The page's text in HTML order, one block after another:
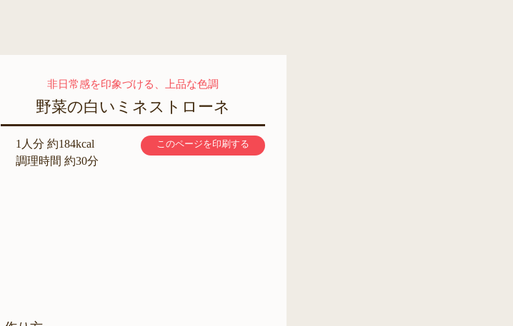
非日常感を印象づける、上品な色調
野菜の白いミネストローネ
1人分 約184kcal
調理時間 約30分
このページを印刷する